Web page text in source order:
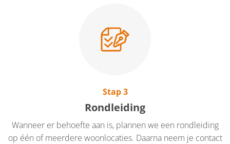
Stap 3
Rondleiding
Wanneer er behoefte aan is, plannen we een rondleiding
op één of meerdere woonlocaties. Daarna neem je contact